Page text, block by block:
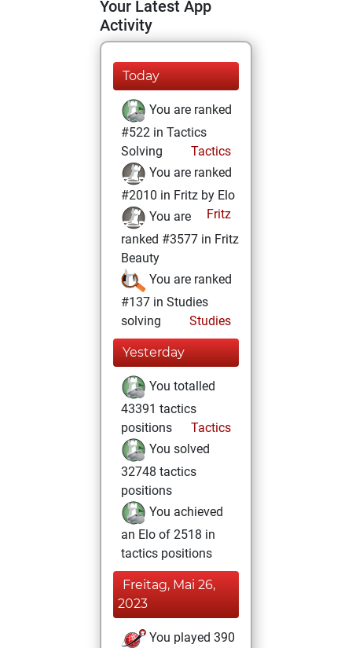
Your Latest App
Activity
Today
You are ranked
#522 in Tactics
Solving
Tactics
You are ranked
#2010 in Fritz by Elo
Fritz
You are
ranked #3577 in Fritz
Beauty
You are ranked
#137 in Studies
solving
Studies
Yesterday
You totalled
43391 tactics
positions
Tactics
You solved
32748 tactics
positions
You achieved
an Elo of 2518 in
tactics positions
Freitag, Mai 26,
2023
You played 390